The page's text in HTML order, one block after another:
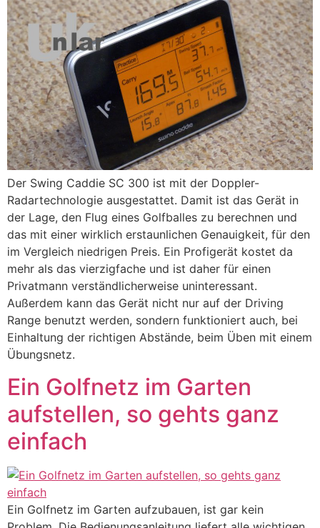
Der Swing Caddie SC 300 ist mit der Doppler-
Radartechnologie ausgestattet. Damit ist das Gerät in
der Lage, den Flug eines Golfballes zu berechnen und
das mit einer wirklich erstaunlichen Genauigkeit, für den
im Vergleich niedrigen Preis. Ein Profigerät kostet da
mehr als das vierzigfache und ist daher für einen
Privatmann verständlicherweise uninteressant.
Außerdem kann das Gerät nicht nur auf der Driving
Range benutzt werden, sondern funktioniert auch, bei
Einhaltung der richtigen Abstände, beim Üben mit einem
Übungsnetz.
Ein Golfnetz im Garten
aufstellen, so gehts ganz
einfach
Ein Golfnetz im Garten aufzubauen, ist gar kein